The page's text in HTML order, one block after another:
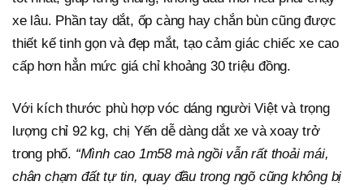
xe lâu. Phần tay dắt, ốp càng hay chắn bùn cũng được
thiết kế tinh gọn và đẹp mắt, tạo cảm giác chiếc xe cao
cấp hơn hẳn mức giá chỉ khoảng 30 triệu đồng.
Với kích thước phù hợp vóc dáng người Việt và trọng
lượng chỉ 92 kg, chị Yến dễ dàng dắt xe và xoay trở
trong phố. “Mình cao 1m58 mà ngồi vẫn rất thoải mái,
chân chạm đất tự tin, quay đầu trong ngõ cũng không bị